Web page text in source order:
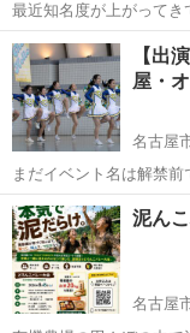
最近知名度が上がって
リングを混ぜたようなスポーツです😄 誰で
い面白い遊びです^-^ 平日の夜、土日祝に不定期で開催してます。 場
所:久屋大通...
愛知 名古屋市
【出
屋・
名古屋
まだイベント名は解禁
ペース「オアシス21」でこの日
間にチアホリックを開催
愛知 名古屋市
泥ん
名古屋